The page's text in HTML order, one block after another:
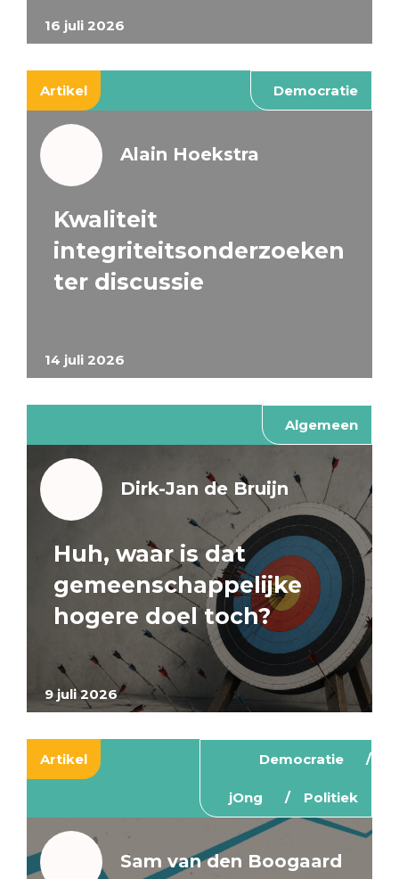
16 juli 2026
Artikel Democratie
14 juli 2026
Alain Hoekstra
Kwaliteit
integriteitsonderzoeken
ter discussie
Algemeen
9 juli 2026
Dirk-Jan de Bruijn
Huh, waar is dat
gemeenschappelijke
hogere doel toch?
Artikel Democratie
jOng Politiek
Sam van den Boogaard